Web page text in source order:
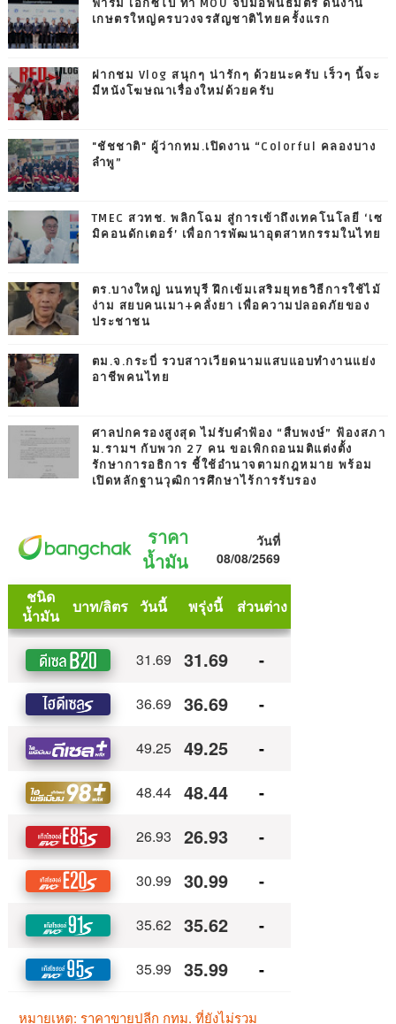
ฟาร์ม เอ็กซ์โป ทำ MOU จับมือพันธมิตร ดันงาน
เกษตรใหญ่ครบวงจรสัญชาติไทยครั้งแรก
ฝากชม Vlog สนุกๆ น่ารักๆ ด้วยนะครับ เร็วๆ นี้จะ
มีหนังโฆษณาเรื่องใหม่ด้วยครับ
"ชัชชาติ" ผู้ว่ากทม.เปิดงาน “Colorful คลองบาง
ลำพู”
TMEC สวทช. พลิกโฉม สู่การเข้าถึงเทคโนโลยี ‘เซ
มิคอนดักเตอร์’ เพื่อการพัฒนาอุตสาหกรรมในไทย
ตร.บางใหญ่ นนทบุรี ฝึกเข้มเสริมยุทธวิธีการใช้ไม้
ง่าม สยบคนเมา+คลั่งยา เพื่อความปลอดภัยของ
ประชาชน
ตม.จ.กระบี่ รวบสาวเวียดนามแสบแอบทำงานแย่ง
อาชีพคนไทย
ศาลปกครองสูงสุด ไม่รับคำฟ้อง “สืบพงษ์” ฟ้องสภา
ม.รามฯ กับพวก 27 คน ขอเพิกถอนมติแต่งตั้ง
รักษาการอธิการ ชี้ใช้อำนาจตามกฎหมาย พร้อม
เปิดหลักฐานวุฒิการศึกษาไร้การรับรอง